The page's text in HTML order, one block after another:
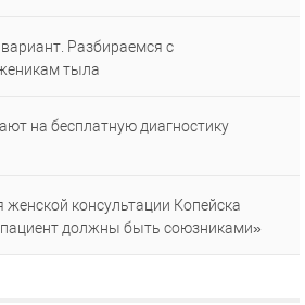
Разбираемся с
тыла
на бесплатную диагностику
консультации Копейска
должны быть союзниками»